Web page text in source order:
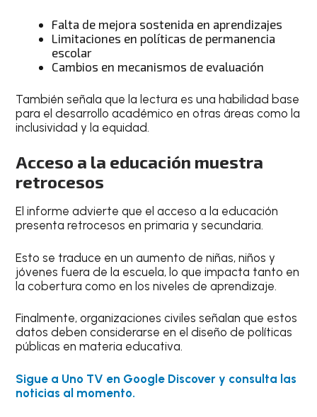
Falta de mejora sostenida en aprendizajes
Limitaciones en políticas de permanencia
escolar
Cambios en mecanismos de evaluación
También señala que la lectura es una habilidad base
para el desarrollo académico en otras áreas como la
inclusividad y la equidad.
Acceso a la educación muestra
retrocesos
El informe advierte que el acceso a la educación
presenta retrocesos en primaria y secundaria.
Esto se traduce en un aumento de niñas, niños y
jóvenes fuera de la escuela, lo que impacta tanto en
la cobertura como en los niveles de aprendizaje.
Finalmente, organizaciones civiles señalan que estos
datos deben considerarse en el diseño de políticas
públicas en materia educativa.
Sigue a Uno TV en Google Discover y consulta las
noticias al momento.